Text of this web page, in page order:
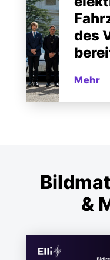
des
Mehr
&